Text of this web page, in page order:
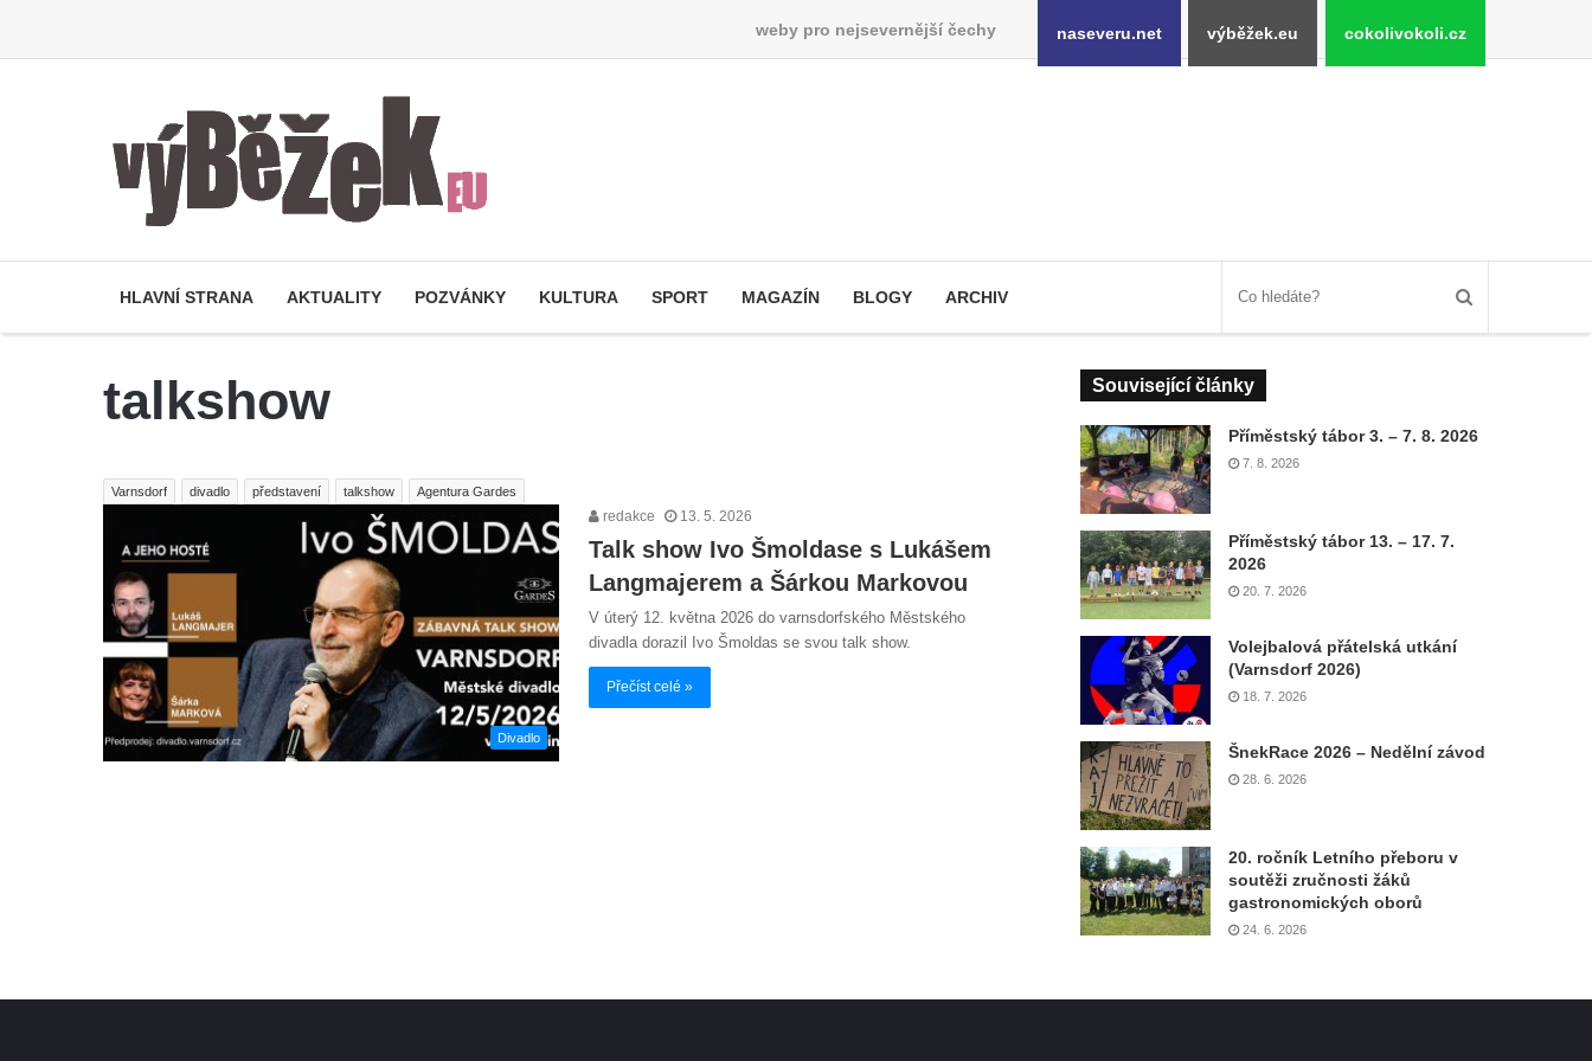
weby pro nejsevernější čechy naseveru.net výběžek.eu cokolivokoli.cz
HLAVNÍ STRANA AKTUALITY POZVÁNKY KULTURA SPORT MAGAZÍN BLOGY ARCHIV
talkshow
Varnsdorf divadlo představení talkshow Agentura Gardes
Divadlo
redakce 13. 5. 2026
Talk show Ivo Šmoldase s Lukášem
Langmajerem a Šárkou Markovou
V úterý 12. května 2026 do varnsdorfského Městského
divadla dorazil Ivo Šmoldas se svou talk show.
Přečíst celé »
Související články
Příměstský tábor 3. – 7. 8. 2026
7. 8. 2026
Příměstský tábor 13. – 17. 7.
2026
20. 7. 2026
Volejbalová přátelská utkání
(Varnsdorf 2026)
18. 7. 2026
ŠnekRace 2026 – Nedělní závod
28. 6. 2026
20. ročník Letního přeboru v
soutěži zručnosti žáků
gastronomických oborů
24. 6. 2026